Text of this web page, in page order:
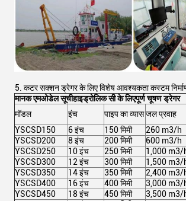
5. कटर सक्शन ड्रेगर के लिए विशेष आवश्यकता कस्टम
मानक एमओडेल सूचीहाइड्रोलिक सी के लिएपूर्ण चूषण ड्रेगर
मॉडल
इंच पाइप का व्यासजल प्रवाह
YSCSD150
6 इंच 150 मिमी 260 m3/h
YSCSD200
8 इंच 200 मिमी 600 m3/h
YSCSD250
10 इंच 250 मिमी 1,000 m3/
YSCSD300
12 इंच 300 मिमी 1,500 m3/
YSCSD350
14 इंच 350 मिमी 2,400 m3/
YSCSD400
16 इंच 400 मिमी 3,000 m3/
YSCSD450
18 इंच 450 मिमी 3,500 m3/